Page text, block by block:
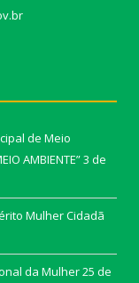
de Meio
AMBIENTE”3 de
Mulher Cidadã
da Mulher25 de